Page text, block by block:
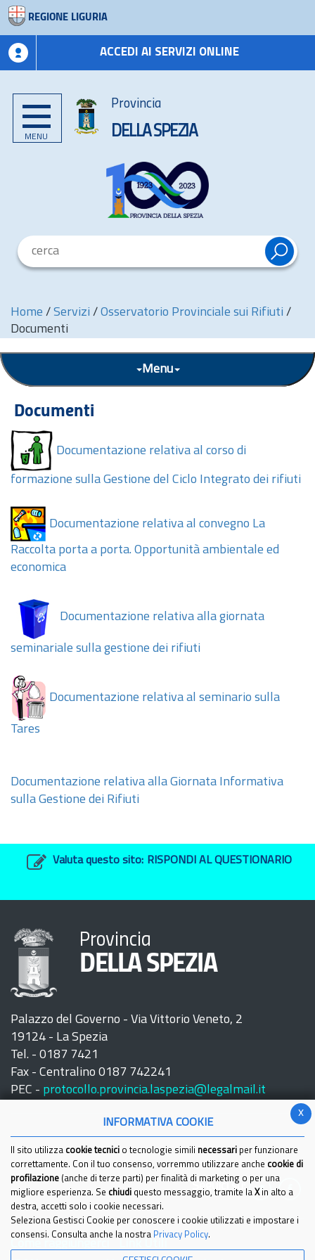
REGIONE LIGURIA
ACCEDI AI SERVIZI ONLINE
MENU
Provincia
DELLA SPEZIA
Home / Servizi / Osservatorio Provinciale sui Rifiuti /
Documenti
Menu
Documenti
Documentazione relativa al corso di
formazione sulla Gestione del Ciclo Integrato dei rifiuti
Documentazione relativa al convegno La
Raccolta porta a porta. Opportunità ambientale ed
economica
Documentazione relativa alla giornata
seminariale sulla gestione dei rifiuti
Documentazione relativa al seminario sulla
Tares
Documentazione relativa alla Giornata Informativa
sulla Gestione dei Rifiuti
Valuta questo sito: RISPONDI AL QUESTIONARIO
Provincia
DELLA SPEZIA
Palazzo del Governo - Via Vittorio Veneto, 2
19124 - La Spezia
Tel. - 0187 7421
Fax - Centralino 0187 742241
PEC - protocollo.provincia.laspezia@legalmail.it
Seguici su:
x
INFORMATIVA COOKIE
Il sito utilizza cookie tecnici o tecnologie simili necessari per funzionare
correttamente. Con il tuo consenso, vorremmo utilizzare anche cookie di
profilazione (anche di terze parti) per finalità di marketing o per una
migliore esperienza. Se chiudi questo messaggio, tramite la Xin alto a
destra, accetti solo i cookie necessari.
Seleziona Gestisci Cookie per conoscere i cookie utilizzati e impostare i
consensi. Consulta anche la nostra Privacy Policy.